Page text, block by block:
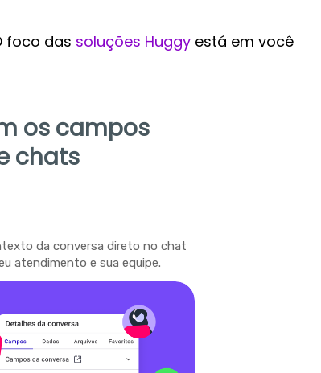
foco das soluções Huggyestá em você
os campos
chats
da conversa direto no chat
atendimento e sua equipe.